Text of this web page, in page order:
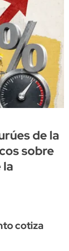
de la
sobre
la
cotiza